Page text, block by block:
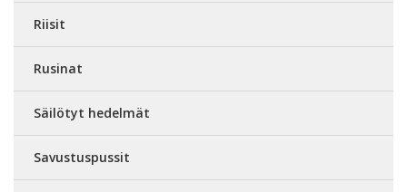
Riisit
Rusinat
Säilötyt hedelmät
Savustuspussit